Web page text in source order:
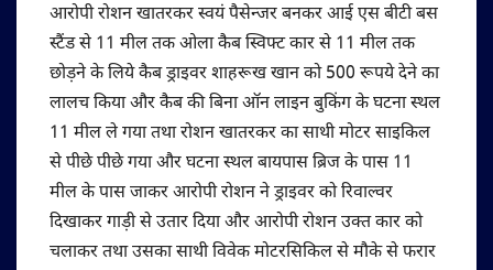
आरोपी रोशन खातरकर स्वयं पैसेन्जर बनकर आई एस बीटी बस
स्टैंड से 11 मील तक ओला कैब स्विफ्ट कार से 11 मील तक
छोड़ने के लिये कैब ड्राइवर शाहरूख खान को 500 रूपये देने का
लालच किया और कैब की बिना ऑन लाइन बुकिंग के घटना स्थल
11 मील ले गया तथा रोशन खातरकर का साथी मोटर साइकिल
से पीछे पीछे गया और घटना स्थल बायपास ब्रिज के पास 11
मील के पास जाकर आरोपी रोशन ने ड्राइवर को रिवाल्वर
दिखाकर गाड़ी से उतार दिया और आरोपी रोशन उक्त कार को
चलाकर तथा उसका साथी विवेक मोटरसिकिल से मौके से फरार